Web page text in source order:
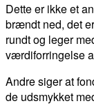
Dette er ikke et
brændt ned, det
rundt og leger
værdiforringelse
Andre siger at
de udsmykket